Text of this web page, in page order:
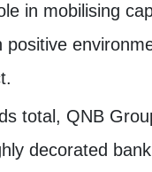
in mobilising
positive
total, QNB
decorated